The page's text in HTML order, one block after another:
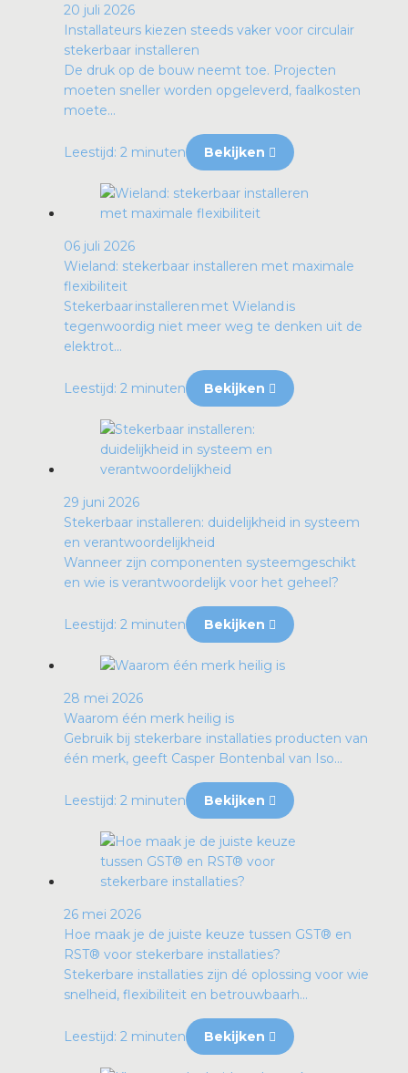
20 juli 2026
Installateurs kiezen steeds vaker voor circulair
stekerbaar installeren
De druk op de bouw neemt toe. Projecten
moeten sneller worden opgeleverd, faalkosten
moete...
Leestijd: 2 minuten Bekijken
06 juli 2026
Wieland: stekerbaar installeren met maximale
flexibiliteit
Stekerbaar installeren met Wieland is
tegenwoordig niet meer weg te denken uit de
elektrot...
Leestijd: 2 minuten Bekijken
29 juni 2026
Stekerbaar installeren: duidelijkheid in systeem
en verantwoordelijkheid
Wanneer zijn componenten systeemgeschikt
en wie is verantwoordelijk voor het geheel?
Leestijd: 2 minuten Bekijken
28 mei 2026
Waarom één merk heilig is
Gebruik bij stekerbare installaties producten van
één merk, geeft Casper Bontenbal van Iso...
Leestijd: 2 minuten Bekijken
26 mei 2026
Hoe maak je de juiste keuze tussen GST® en
RST® voor stekerbare installaties?
Stekerbare installaties zijn dé oplossing voor wie
snelheid, flexibiliteit en betrouwbaarh...
Leestijd: 2 minuten Bekijken